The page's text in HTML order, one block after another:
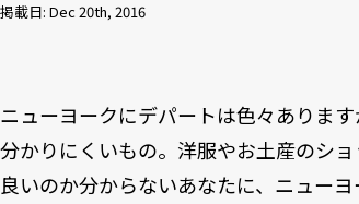
掲載日: Dec 20th, 2016
ニューヨークにデパートは色々ありま
分かりにくいもの。洋服やお土産のシ
良いのか分からないあなたに、ニュー